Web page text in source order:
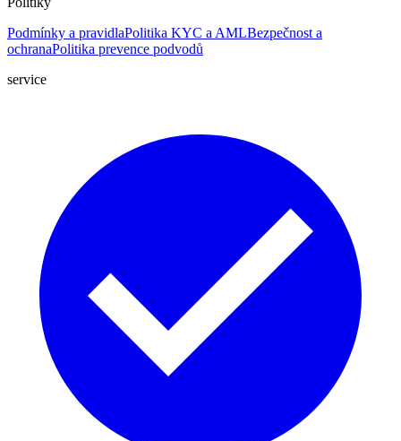
Podmínky a pravidlaPolitika KYC a AMLBezpečnost a
ochranaPolitika prevence podvodů
service